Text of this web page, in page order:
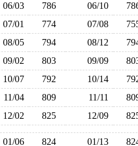
06/03 786 06/10
07/01 774 07/08
08/05 794 08/12
09/02 803 09/09
10/07 792 10/14
11/04 809 11/11
12/02 825 12/09
01/06 824 01/13